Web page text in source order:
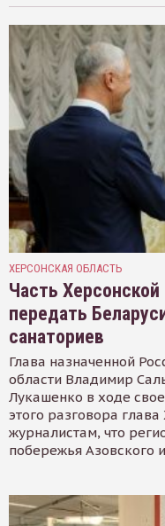
ХЕРСОНСКАЯ ОБЛАСТЬ
Часть
передать
санаториев
Глава назначенной
области Владимир
Лукашенко в ходе
этого разговора
журналистам, что
побережья Азовского